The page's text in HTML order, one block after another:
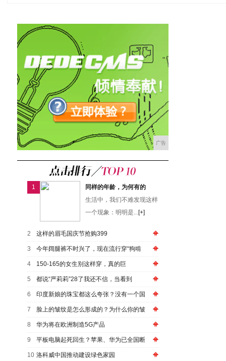
广告
1
同样的年龄，为何有的
生活中，我们不难发现这样
一个现象：明明是...[+]
2 这样的眉毛国庆节抢购399
3 今年阔腿裤不时兴了，现在流行穿“狗啃
4 150-165的女生别这样穿，真的巨
5 都说“严莉莉”28了我还不信，当看到
6 印度新娘的珠宝都这么夸张？没有一个国
7 脸上的皱纹是怎么形成的？为什么你的皱
8 华为将在欧洲制造5G产品
9 平板电脑起死回生？苹果、华为已全国断
10 洛科威中国推动建设绿色家园